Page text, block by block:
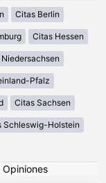
Citas Berlin
Citas Hessen
Pfalz
Citas Sachsen
Schleswig-Holstein
Opiniones